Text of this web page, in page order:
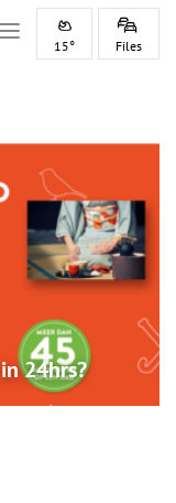
Toggle navigation
15° Files
24hrs?